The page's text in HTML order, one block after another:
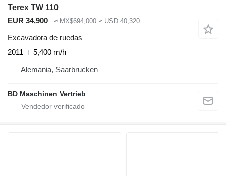
Terex TW 110
EUR 34,900
≈ MX$694,000 ≈ USD 40,320
Excavadora de ruedas
2011
5,400 m/h
Alemania, Saarbrucken
BD Maschinen Vertrieb